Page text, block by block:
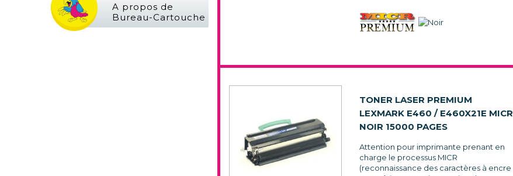
A propos de
Bureau-Cartouche
TONER LASER PREMIUM
LEXMARK E460 / E460X21E MICR
NOIR 15000 PAGES
Attention pour imprimante prenant en
charge le processus MICR
(reconnaissance des caractères à encre